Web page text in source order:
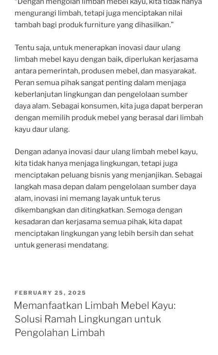
mengurangi limbah, tetapi juga menciptakan nilai
tambah bagi produk furniture yang dihasilkan.”
Tentu saja, untuk menerapkan inovasi daur ulang
limbah mebel kayu dengan baik, diperlukan kerjasama
antara pemerintah, produsen mebel, dan masyarakat.
Peran semua pihak sangat penting dalam menjaga
keberlanjutan lingkungan dan pengelolaan sumber
daya alam. Sebagai konsumen, kita juga dapat berperan
dengan memilih produk mebel yang berasal dari limbah
kayu daur ulang.
Dengan adanya inovasi daur ulang limbah mebel kayu,
kita tidak hanya menjaga lingkungan, tetapi juga
menciptakan peluang bisnis yang menjanjikan. Sebagai
langkah masa depan dalam pengelolaan sumber daya
alam, inovasi ini memang layak untuk terus
dikembangkan dan ditingkatkan. Semoga dengan
kesadaran dan kerjasama semua pihak, kita dapat
menciptakan lingkungan yang lebih bersih dan sehat
untuk generasi mendatang.
POSTED
ON
FEBRUARY 25, 2025
Memanfaatkan Limbah Mebel Kayu:
Solusi Ramah Lingkungan untuk
Pengolahan Limbah